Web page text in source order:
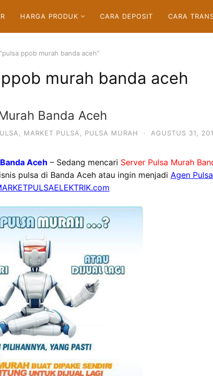
HARGA PRODUK CARA DEPOSIT CARA
ppob murah banda aceh”
murah banda aceh
Banda Aceh
MARKET PULSA PULSA MURAH · AGUSTUS 31,
Aceh – Sedang mencari Server Pulsa Murah
pulsa di Banda Aceh atau ingin menjadi Agen